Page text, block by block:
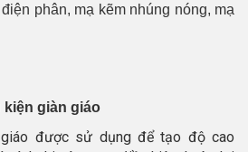
phân, mạ kẽm nhúng nóng, mạ
kiện giàn giáo
giáo được sử dụng để tạo độ cao